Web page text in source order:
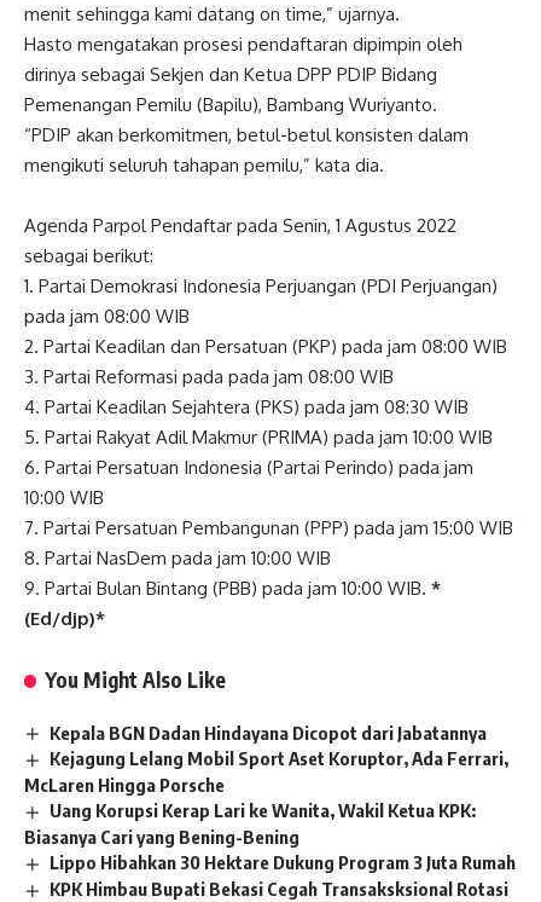
menit sehingga kami datang on time,” ujarnya.
Hasto mengatakan prosesi pendaftaran dipimpin oleh
dirinya sebagai Sekjen dan Ketua DPP PDIP Bidang
Pemenangan Pemilu (Bapilu), Bambang Wuriyanto.
“PDIP akan berkomitmen, betul-betul konsisten dalam
mengikuti seluruh tahapan pemilu,” kata dia.
Agenda Parpol Pendaftar pada Senin, 1 Agustus 2022
sebagai berikut:
1. Partai Demokrasi Indonesia Perjuangan (PDI Perjuangan)
pada jam 08:00 WIB
2. Partai Keadilan dan Persatuan (PKP) pada jam 08:00 WIB
3. Partai Reformasi pada pada jam 08:00 WIB
4. Partai Keadilan Sejahtera (PKS) pada jam 08:30 WIB
5. Partai Rakyat Adil Makmur (PRIMA) pada jam 10:00 WIB
6. Partai Persatuan Indonesia (Partai Perindo) pada jam
10:00 WIB
7. Partai Persatuan Pembangunan (PPP) pada jam 15:00 WIB
8. Partai NasDem pada jam 10:00 WIB
9. Partai Bulan Bintang (PBB) pada jam 10:00 WIB. *
(Ed/djp)*
You Might Also Like
Kepala BGN Dadan Hindayana Dicopot dari Jabatannya
Kejagung Lelang Mobil Sport Aset Koruptor, Ada Ferrari,
McLaren Hingga Porsche
Uang Korupsi Kerap Lari ke Wanita, Wakil Ketua KPK:
Biasanya Cari yang Bening-Bening
Lippo Hibahkan 30 Hektare Dukung Program 3 Juta Rumah
KPK Himbau Bupati Bekasi Cegah Transaksksional Rotasi